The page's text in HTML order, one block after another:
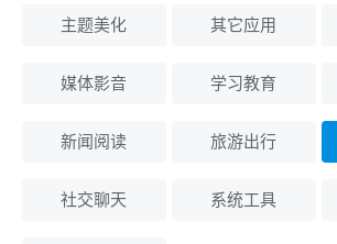
主题美化 其它应用
媒体影音 学习教育
新闻阅读 旅游出行
社交聊天 系统工具